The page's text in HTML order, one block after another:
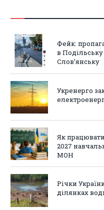
Фейк:
в
Слов’янську
Укренерго
Як
2027
МОН
Річки
ділянках